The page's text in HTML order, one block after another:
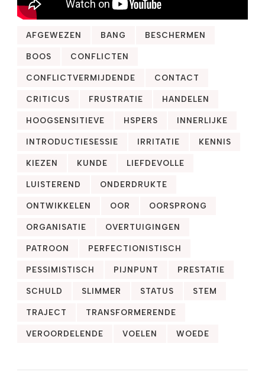
AFGEWEZEN BANG BESCHERMEN
BOOS CONFLICTEN
CONFLICTVERMIJDENDE CONTACT
CRITICUS FRUSTRATIE HANDELEN
HOOGSENSITIEVE HSPERS INNERLIJKE
INTRODUCTIESESSIE IRRITATIE KENNIS
KIEZEN KUNDE LIEFDEVOLLE
LUISTEREND ONDERDRUKTE
ONTWIKKELEN OOR OORSPRONG
ORGANISATIE OVERTUIGINGEN
PATROON PERFECTIONISTISCH
PESSIMISTISCH PIJNPUNT PRESTATIE
SCHULD SLIMMER STATUS STEM
TRAJECT TRANSFORMERENDE
VEROORDELENDE VOELEN WOEDE